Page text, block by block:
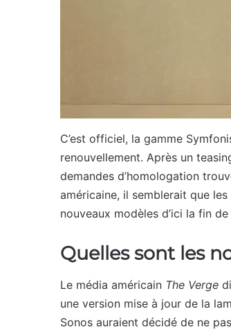
C’est officiel, la gamme
renouvellement. Après un
demandes d’homologation
américaine, il semblerait que
nouveaux modèles d’ici la fin de
Quelles sont les
Le média américain The Verge
une version mise à jour de la
Sonos auraient décidé de ne